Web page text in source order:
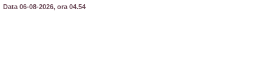
Data 06-08-2026, ora 04.54